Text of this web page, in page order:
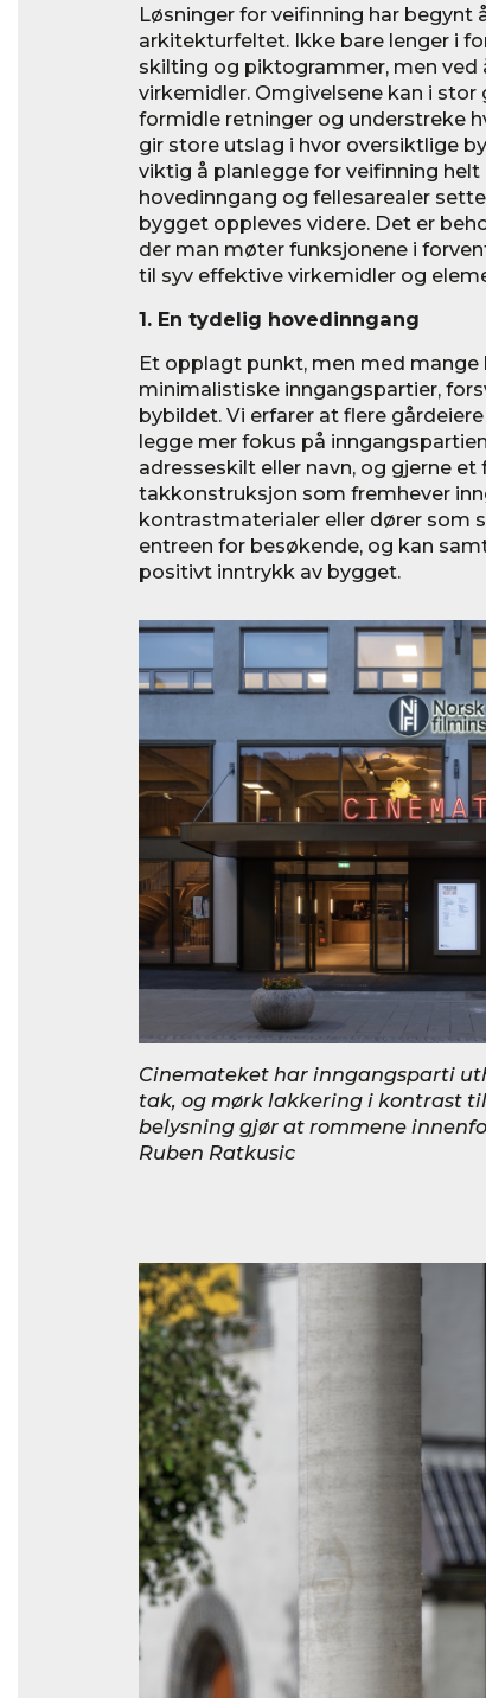
Løsninger for veifinning har
arkitekturfeltet. Ikke bare lenger i
skilting og piktogrammer, men
virkemidler. Omgivelsene kan i stor
formidle retninger og understreke
gir store utslag i hvor oversiktlige
viktig å planlegge for veifinning
hovedinngang og fellesarealer
bygget oppleves videre. Det er
der man møter funksjonene i
til syv effektive virkemidler og
1. En tydelig hovedinngang
Et opplagt punkt, men med
minimalistiske inngangspartier,
bybildet. Vi erfarer at flere
legge mer fokus på
adresseskilt eller navn, og gjerne
takkonstruksjon som fremhever
kontrastmaterialer eller dører som
entreen for besøkende, og kan
positivt inntrykk av bygget.
Cinemateket har inngangsparti
tak, og mørk lakkering i kontrast
belysning gjør at rommene
Ruben Ratkusic